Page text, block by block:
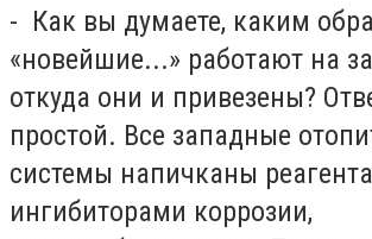
- Как вы думаете, каким
«новейшие...» работают на
откуда они и привезены?
простой. Все западные
системы напичканы
ингибиторами коррозии,